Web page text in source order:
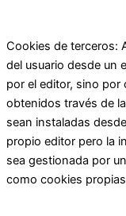
Cookies de terceros:
del usuario desde un
por el editor, sino por
obtenidos través de
sean instaladas
propio editor pero la
sea gestionada por
como cookies